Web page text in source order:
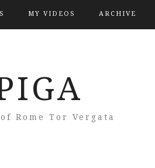
MY VIDEOS ARCHIVE
Rome Tor Vergata